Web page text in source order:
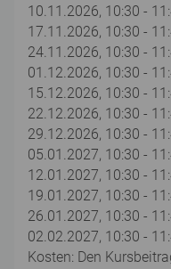
10.11.2026, 10:30 -
17.11.2026, 10:30 -
24.11.2026, 10:30 -
01.12.2026, 10:30 -
15.12.2026, 10:30 -
22.12.2026, 10:30 -
29.12.2026, 10:30 -
05.01.2027, 10:30 -
12.01.2027, 10:30 -
19.01.2027, 10:30 -
26.01.2027, 10:30 -
02.02.2027, 10:30 -
Kosten: Den